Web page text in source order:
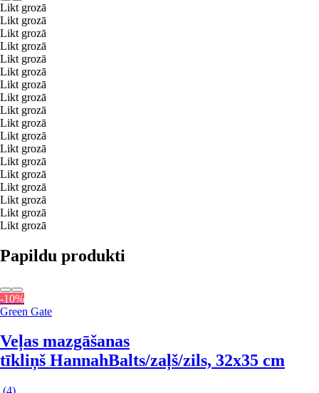
Likt grozā
Likt grozā
Likt grozā
Likt grozā
Likt grozā
Likt grozā
Likt grozā
Likt grozā
Likt grozā
Likt grozā
Likt grozā
Likt grozā
Likt grozā
Likt grozā
Likt grozā
Likt grozā
Likt grozā
Likt grozā
Papildu produkti
-10%
Green Gate
Veļas mazgāšanas
tīkliņš HannahBalts/zaļš/zils, 32x35 cm